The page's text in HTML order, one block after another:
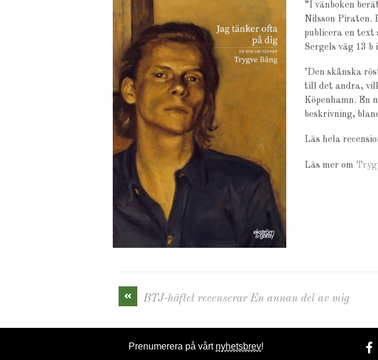
”I vänboken
Nilsson Piraten.
publicera en text
Sergels väg 13 b
’Den skånska
till det andra,
Köpenhamn. En
beskrivning,
Läs hela
Läs mer om
« BTJ-häftet recenserar En annan del av mig
Prenumerera på vårt nyhetsbrev!